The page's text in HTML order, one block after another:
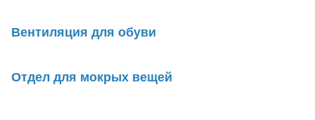
Вентиляция для обуви
Отдел для мокрых вещей